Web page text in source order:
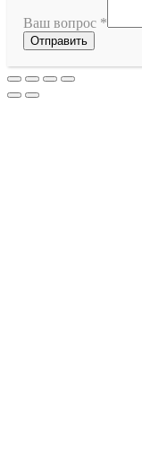
Ваш вопрос *
Отправить